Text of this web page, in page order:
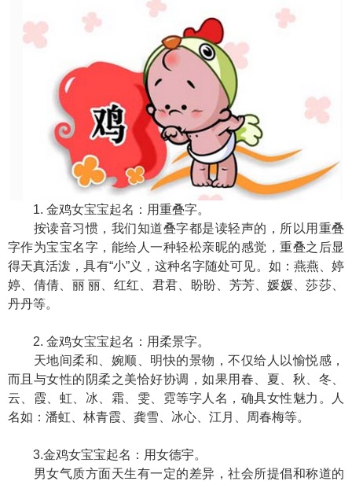
1. 金鸡女宝宝起名：用重叠字。
按读音习惯，我们知道叠字都是读轻声的，所以用重叠
字作为宝宝名字，能给人一种轻松亲昵的感觉，重叠之后显
得天真活泼，具有“小”义，这种名字随处可见。如：燕燕、婷
婷、倩倩、丽 丽、红红、君君、盼盼、芳芳、媛媛、莎莎、
丹丹等。
2. 金鸡女宝宝起名：用柔景字。
天地间柔和、婉顺、明快的景物，不仅给人以愉悦感，
而且与女性的阴柔之美恰好协调，如果用春、夏、秋、冬、
云、霞、虹、冰、霜、雯、霓等字人名，确具女性魅力。人
名如：潘虹、林青霞、龚雪、冰心、江月、周春梅等。
3.金鸡女宝宝起名：用女德宇。
男女气质方面天生有一定的差异，社会所提倡和称道的